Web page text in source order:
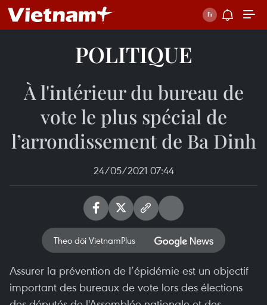
POLITIQUE
À l'intérieur du bureau de
vote le plus spécial de
l’arrondissement de Ba Dinh
24/05/2021 07:44
Theo dõi VietnamPlus
Assurer la prévention de l’épidémie est un objectif
important des bureaux de vote lors des élections